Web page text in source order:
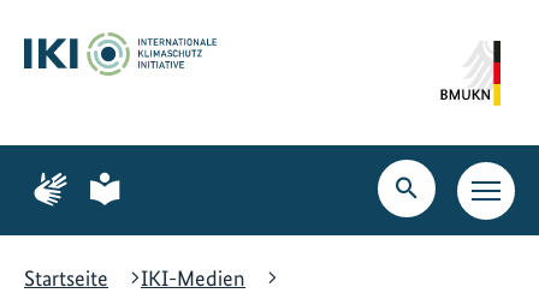
Hauptinhalt
springen
Suche
springen
Hauptnavigation
springen
Zur
Seite
Gebärdensprache
Zur
Seite
leichte
Suche
öffnen
Startseite
IKI-Medien